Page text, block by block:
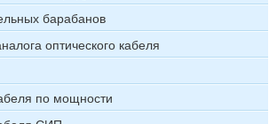
барабанов
оптического кабеля
по мощности